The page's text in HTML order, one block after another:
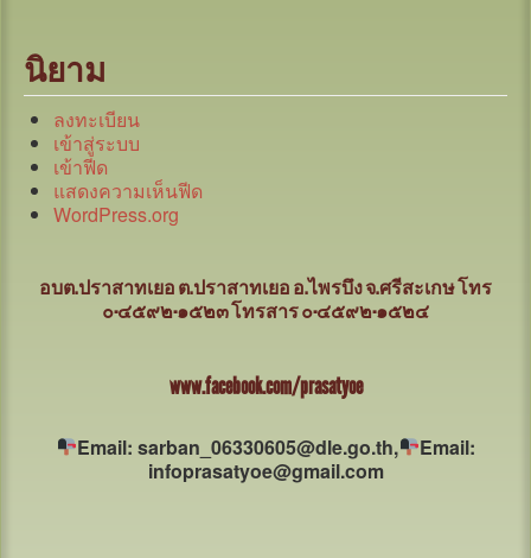
นิยาม
ลงทะเบียน
เข้าสู่ระบบ
เข้าฟีด
แสดงความเห็นฟีด
WordPress.org
อบต.ปราสาทเยอ ต.ปราสาทเยอ อ.ไพรบึง จ.ศรีสะเกษโทร
๐-๔๕๙๒-๑๕๒๓ โทรสาร ๐-๔๕๙๒-๑๕๒๔
www.facebook.com/prasatyoe
Email: sarban_06330605@dle.go.th,
Email:
infoprasatyoe@gmail.com